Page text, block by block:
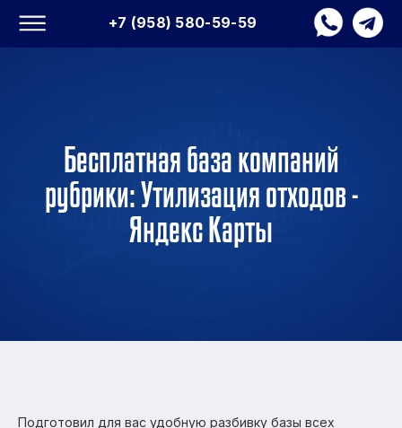
+7 (958) 580-59-59
Бесплатная база компаний
рубрики: Утилизация отходов -
Яндекс Карты
Подготовил для вас удобную разбивку базы всех